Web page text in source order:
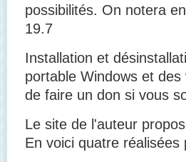
possibilités. On notera
19.7
Installation et
portable Windows et
de faire un don si vous
Le site de l'auteur
En voici quatre réalisées